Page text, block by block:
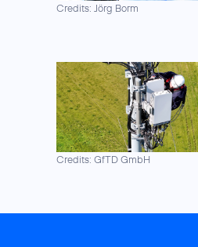
Credits: Jörg Borm
Credits: GfTD GmbH